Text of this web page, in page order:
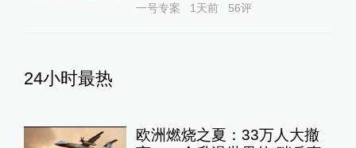
一号专案 1天前 56评
24小时最热
欧洲燃烧之夏：33万人大撤